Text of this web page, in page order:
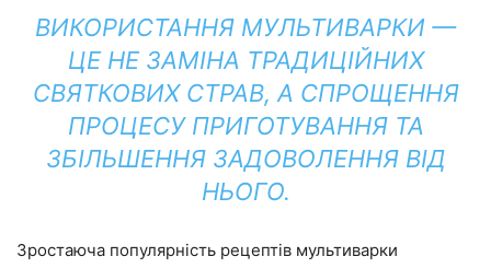
ВИКОРИСТАННЯ МУЛЬТИВАРКИ —
ЦЕ НЕ ЗАМІНА ТРАДИЦІЙНИХ
СВЯТКОВИХ СТРАВ, А СПРОЩЕННЯ
ПРОЦЕСУ ПРИГОТУВАННЯ ТА
ЗБІЛЬШЕННЯ ЗАДОВОЛЕННЯ ВІД
НЬОГО.
Зростаюча популярність рецептів мультиварки